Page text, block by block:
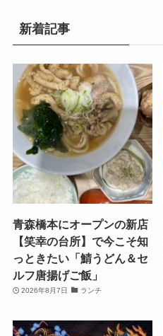
新着記事
青森橋本にオープンの新店
【笑幸の台所】で今こそ知
っときたい「鯖うどん＆セ
ルフ唐揚げご飯」
2026年8月7日 ランチ